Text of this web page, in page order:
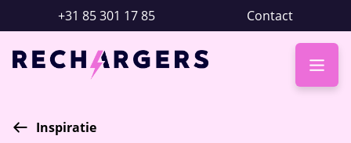
+31 85 301 17 85 Contact
Inspiratie